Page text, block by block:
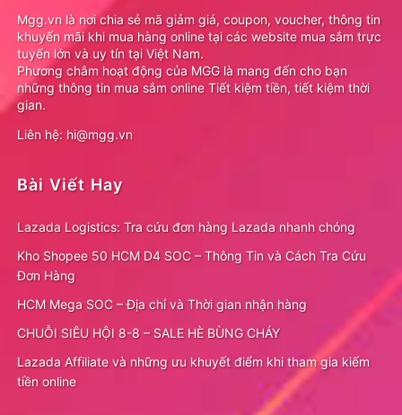
Mgg.vn là nơi chia sẻ mã giảm giá, coupon, voucher, thông tin
khuyến mãi khi mua hàng online tại các website mua sắm trực
tuyến lớn và uy tín tại Việt Nam.
Phương châm hoạt động của MGG là mang đến cho bạn
những thông tin mua sắm online Tiết kiệm tiền, tiết kiệm thời
gian.
Liên hệ: hi@mgg.vn
Bài Viết Hay
Lazada Logistics: Tra cứu đơn hàng Lazada nhanh chóng
Kho Shopee 50 HCM D4 SOC – Thông Tin và Cách Tra Cứu
Đơn Hàng
HCM Mega SOC – Địa chỉ và Thời gian nhận hàng
CHUỖI SIÊU HỘI 8-8 – SALE HÈ BÙNG CHÁY
Lazada Affiliate và những ưu khuyết điểm khi tham gia kiếm
tiền online